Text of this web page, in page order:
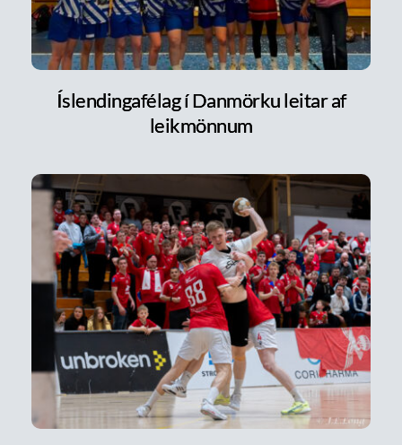
Íslendingafélag í Danmörku leitar af
leikmönnum